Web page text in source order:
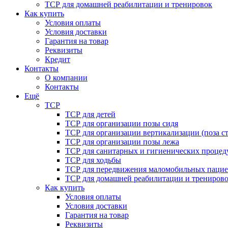
ТСР для домашней реабилитации и тренировок
Как купить
Условия оплаты
Условия доставки
Гарантия на товар
Реквизиты
Кредит
Контакты
О компании
Контакты
Ещё
ТСР
ТСР для детей
ТСР для организации позы сидя
ТСР для организации вертикализации (поза
ТСР для организации позы лежа
ТСР для санитарных и гигиенических
ТСР для ходьбы
ТСР для передвижения маломобильных
ТСР для домашней реабилитации и
Как купить
Условия оплаты
Условия доставки
Гарантия на товар
Реквизиты